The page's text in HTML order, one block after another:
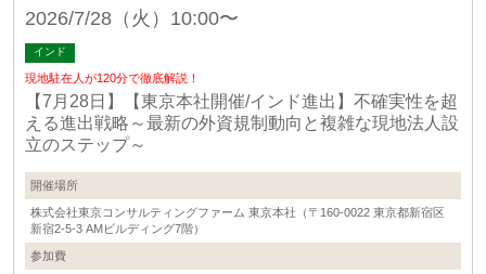
2026/7/28（火）10:00〜
インド
現地駐在人が120分で徹底解説！
【7月28日】【東京本社開催/インド進出】不確実性を超
える進出戦略～最新の外資規制動向と複雑な現地法人設
立のステップ～
開催場所
株式会社東京コンサルティングファーム 東京本社（〒160-0022 東京都新宿区
新宿2-5-3 AMビルディング7階）
参加費